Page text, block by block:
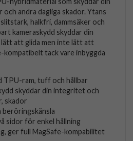
andra dagliga skador. Ytans
halkfri, dammsäker och
kameraskydd skyddar din
att glida men inte lätt att
kompatibelt tack vare inbyggda
TPU-ram, tuff och hållbar
skyddar din integritet och
skador
beröringskänsla
sidor för enkel hållning
ger full MagSafe-kompabilitet